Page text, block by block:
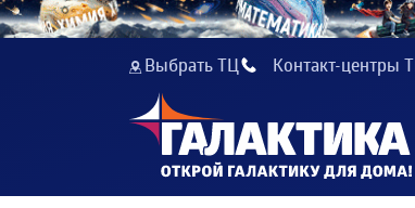
Выбрать ТЦ Контакт-центры